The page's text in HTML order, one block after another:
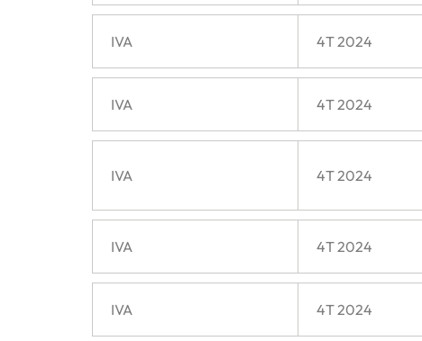
IVA 4T 2024
IVA 4T 2024
IVA 4T 2024
IVA 4T 2024
IVA 4T 2024